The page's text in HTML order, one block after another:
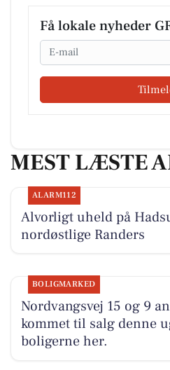
Få lokale nyheder
Email
MEST LÆSTE
ALARM112
Alvorligt uheld på
nordøstlige Randers
BOLIGMARKED
Nordvangsvej 15 og 9
kommet til salg denne
boligerne her.